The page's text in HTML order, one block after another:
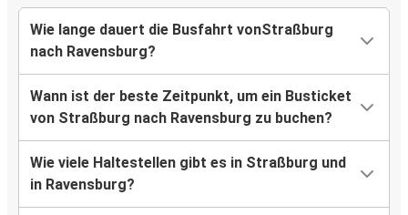
Wie lange dauert die Busfahrt vonStraßburg
nach Ravensburg?
Wann ist der beste Zeitpunkt, um ein Busticket
von Straßburg nach Ravensburg zu buchen?
Wie viele Haltestellen gibt es in Straßburg und
in Ravensburg?